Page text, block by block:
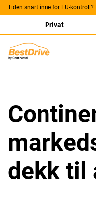
Tiden snart inne for EU-
Privat
dekk til